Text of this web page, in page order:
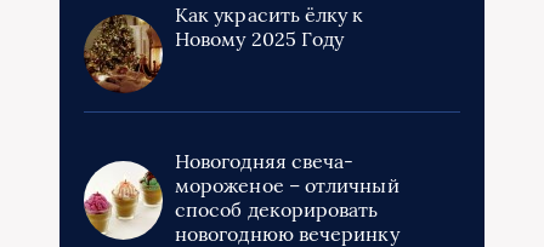
Как украсить ёлку к
Новому 2025 Году
Новогодняя свеча-
мороженое – отличный
способ декорировать
новогоднюю вечеринку